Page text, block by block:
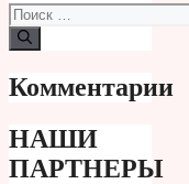
Поиск:
Комментарии
НАШИ
ПАРТНЕРЫ